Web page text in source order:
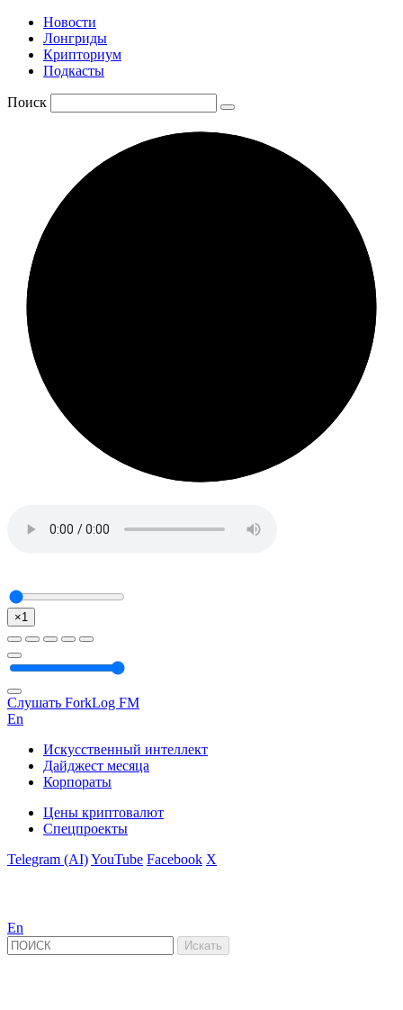
Новости
Лонгриды
Крипториум
Подкасты
Поиск
×1
Слушать ForkLog FM
En
Искусственный интеллект
Дайджест месяца
Корпораты
Цены криптовалют
Спецпроекты
Telegram (AI)YouTube Facebook X
En